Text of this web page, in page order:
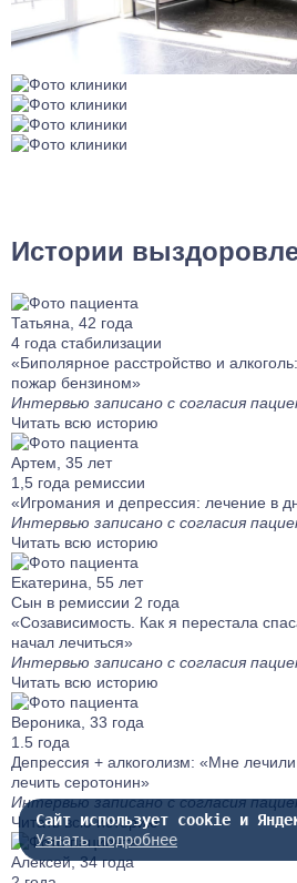
Истории
Татьяна, 42 года
4 года стабилизации
«Биполярное расстройство и
пожар бензином»
Интервью записано с согласия
Читать всю историю
Артем, 35 лет
1,5 года ремиссии
«Игромания и депрессия: лечение в
Интервью записано с согласия
Читать всю историю
Екатерина, 55 лет
Сын в ремиссии 2 года
«Созависимость. Как я перестала
начал лечиться»
Интервью записано с согласия
Читать всю историю
Вероника, 33 года
1.5 года
Депрессия + алкоголизм: «Мне
лечить серотонин»
Интервью записано с согласия
Читать всю историю
Алексей, 34 года
Сайт использует cookie и
Узнать подробнее